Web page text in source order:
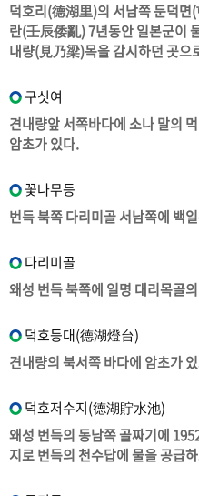
덕호리(德湖里)의 서남쪽 둔덕면
란(壬辰倭亂) 7년동안 일본군이
내량(見乃梁)목을 감시하던 곳으
구싯여
견내량앞 서쪽바다에 소나 말의
암초가 있다.
꽃나무등
번득 북쪽 다리미골 서남쪽에 백
다리미골
왜성 번득 북쪽에 일명 대리목골
덕호등대(德湖燈台)
견내량의 북서쪽 바다에 암초가
덕호저수지(德湖貯水池)
왜성 번득의 동남쪽 골짜기에
지로 번득의 천수답에 물을 공급